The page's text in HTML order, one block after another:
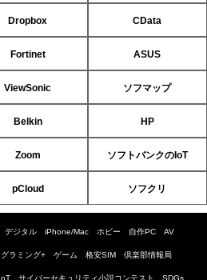
Dropbox CData
Fortinet ASUS
ViewSonic ソフマップ
Belkin HP
Zoom ソフトバンクのIoT
pCloud ソフクリ
デジタル iPhone/Mac ホビー 自作PC AV
グラミング+ ゲーム 格安SIM 倶楽部情報局